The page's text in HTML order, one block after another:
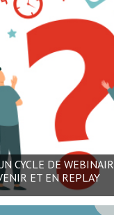
CYCLE DE
ET EN REPLAY